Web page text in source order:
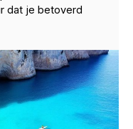
dat je betoverd